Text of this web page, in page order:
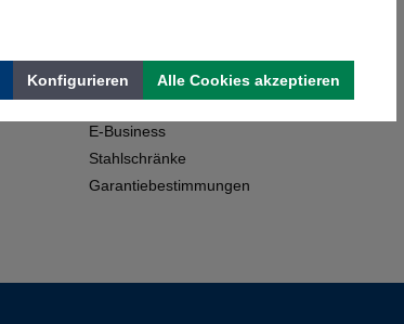
Kontakt
Downloads
E-Business
Stahlschränke
Garantiebestimmungen
Konfigurieren Alle Cookies akzeptieren